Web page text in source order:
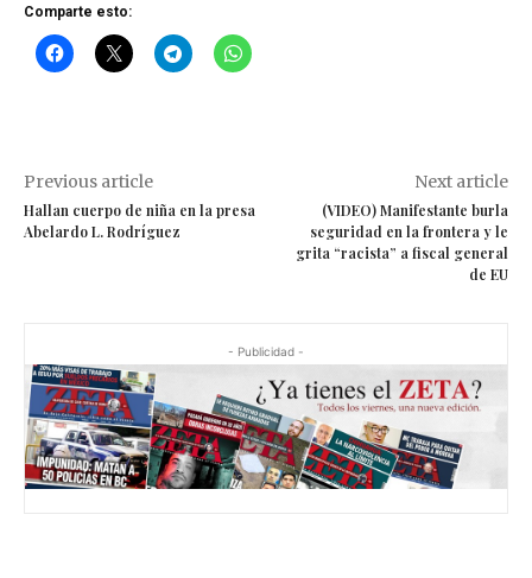
Comparte esto:
Previous article
Hallan cuerpo de niña en la presa
Abelardo L. Rodríguez
Next article
(VIDEO) Manifestante burla
seguridad en la frontera y le
grita “racista” a fiscal general
de EU
- Publicidad -